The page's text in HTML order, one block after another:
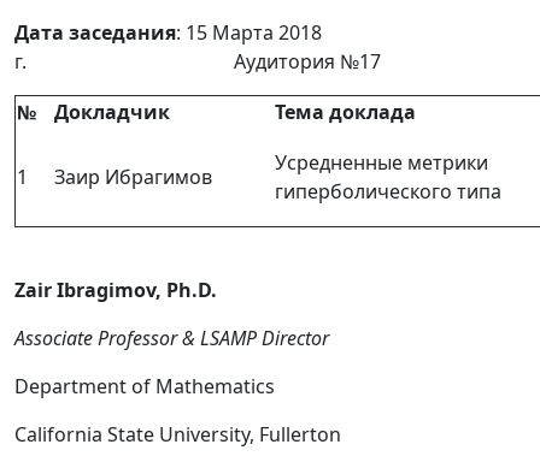
Дата заседания: 15 Марта 2018
г. Аудитория №17
№
Докладчик Тема доклада
1 Заир Ибрагимов
Усредненные метрики
гиперболического типа
Zair Ibragimov, Ph.D.
Associate Professor & LSAMP Director
Department of Mathematics
California State University, Fullerton